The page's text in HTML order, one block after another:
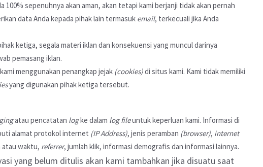
100% sepenuhnya akan aman, akan tetapi kami berjanji tidak akan pernah
data Anda kepada pihak lain termasuk email, terkecuali jika Anda
ketiga, segala materi iklan dan konsekuensi yang muncul darinya
pemasang iklan.
menggunakan penangkap jejak (cookies)di situs kami. Kami tidak memiliki
yang digunakan pihak ketiga tersebut.
atau pencatatan logke dalam log fileuntuk keperluan kami. Informasi di
alamat protokol internet (IP Address), jenis peramban (browser), internet
atau waktu, referrer, jumlah klik, informasi demografis dan informasi lainnya.
yang belum ditulis akan kami tambahkan jika disuatu saat